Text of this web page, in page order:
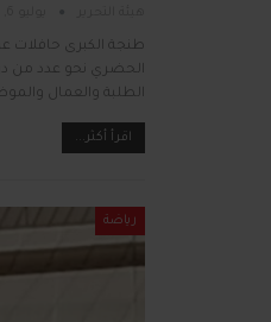
طنجة الكبرى حافلات
الحضري نحو عدد من
الطلبة والعمال
اقرأ أكثر...
رياضة